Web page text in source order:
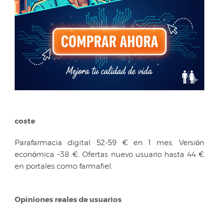
coste
Parafarmacia digital 52-59 € en 1 mes. Versión
económica ~38 €. Ofertas nuevo usuario hasta 44 €
en portales como farmafiel.
Opiniones reales de usuarios